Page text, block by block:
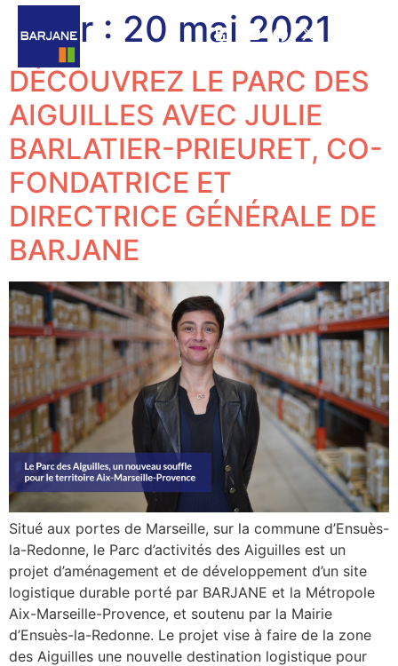
Jour : 20 mai 2021
DÉCOUVREZ LE PARC DES
AIGUILLES AVEC JULIE
BARLATIER-PRIEURET, CO-
FONDATRICE ET
DIRECTRICE GÉNÉRALE DE
BARJANE
Situé aux portes de Marseille, sur la commune d’Ensuès-
la-Redonne, le Parc d’activités des Aiguilles est un
projet d’aménagement et de développement d’un site
logistique durable porté par BARJANE et la Métropole
Aix-Marseille-Provence, et soutenu par la Mairie
d’Ensuès-la-Redonne. Le projet vise à faire de la zone
des Aiguilles une nouvelle destination logistique pour